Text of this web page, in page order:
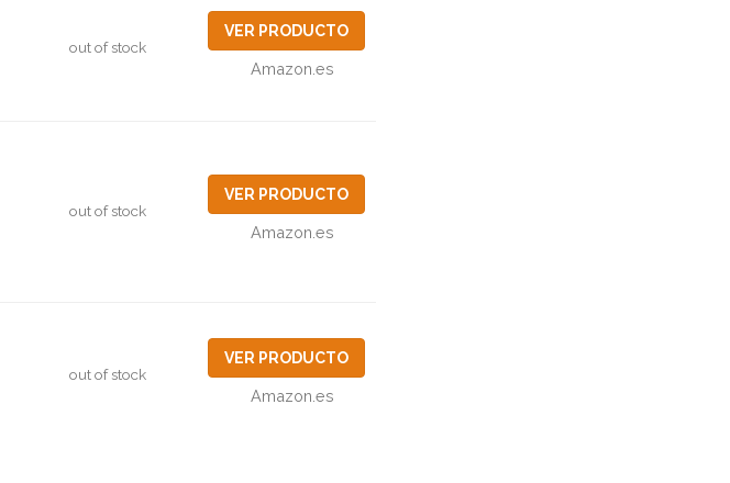
out of stock
VER PRODUCTO
Amazon.es
out of stock
VER PRODUCTO
Amazon.es
out of stock
VER PRODUCTO
Amazon.es